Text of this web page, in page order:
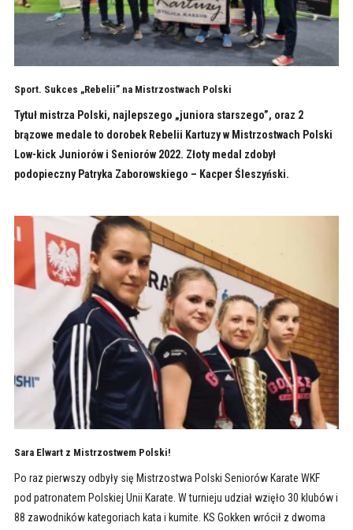
Sport. Sukces „Rebelii” na Mistrzostwach Polski
Tytuł mistrza Polski, najlepszego „juniora starszego”, oraz 2
brązowe medale to dorobek Rebelii Kartuzy w Mistrzostwach Polski
Low-kick Juniorów i Seniorów 2022. Złoty medal zdobył
podopieczny Patryka Zaborowskiego – Kacper Śleszyński.
Sara Elwart z Mistrzostwem Polski!
Po raz pierwszy odbyły się Mistrzostwa Polski Seniorów Karate WKF
pod patronatem Polskiej Unii Karate. W turnieju udział wzięło 30 klubów i
88 zawodników kategoriach kata i kumite. KS Gokken wrócił z dwoma